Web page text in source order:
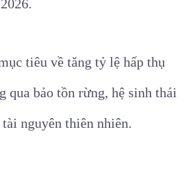
tiêu về tăng tỷ lệ hấp thụ
qua bảo tồn rừng, hệ sinh thái
nguyên thiên nhiên.